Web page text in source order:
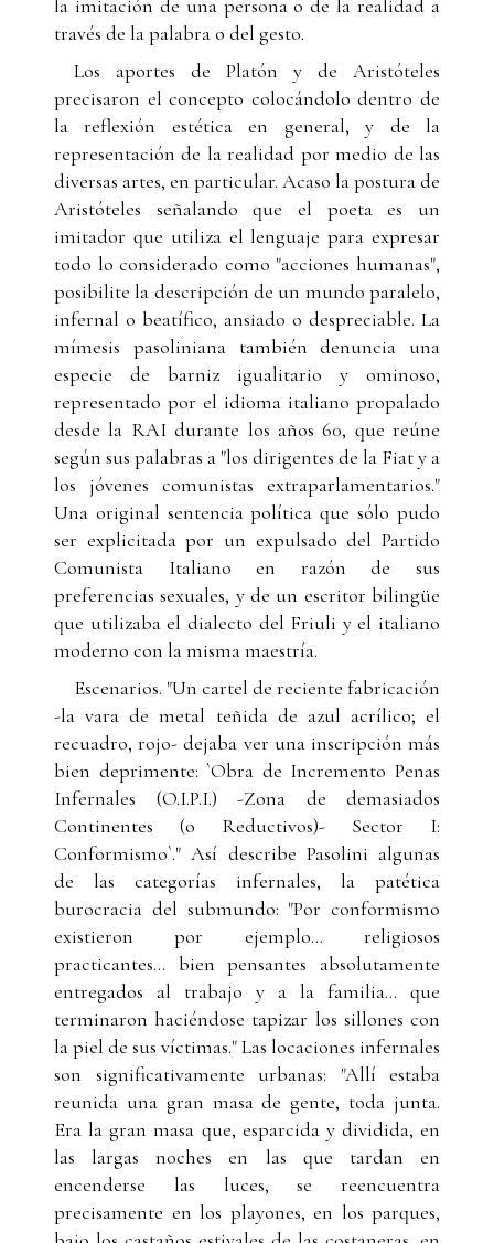
la imitación de una persona o de la realidad a
través de la palabra o del gesto.
Los aportes de Platón y de Aristóteles
precisaron el concepto colocándolo dentro de
la reflexión estética en general, y de la
representación de la realidad por medio de las
diversas artes, en particular. Acaso la postura de
Aristóteles señalando que el poeta es un
imitador que utiliza el lenguaje para expresar
todo lo considerado como "acciones humanas",
posibilite la descripción de un mundo paralelo,
infernal o beatífico, ansiado o despreciable. La
mímesis pasoliniana también denuncia una
especie de barniz igualitario y ominoso,
representado por el idioma italiano propalado
desde la RAI durante los años 60, que reúne
según sus palabras a "los dirigentes de la Fiat y a
los jóvenes comunistas extraparlamentarios."
Una original sentencia política que sólo pudo
ser explicitada por un expulsado del Partido
Comunista Italiano en razón de sus
preferencias sexuales, y de un escritor bilingüe
que utilizaba el dialecto del Friuli y el italiano
moderno con la misma maestría.
Escenarios. "Un cartel de reciente fabricación
-la vara de metal teñida de azul acrílico; el
recuadro, rojo- dejaba ver una inscripción más
bien deprimente: `Obra de Incremento Penas
Infernales (O.I.P.I.) -Zona de demasiados
Continentes (o Reductivos)- Sector I:
Conformismo`." Así describe Pasolini algunas
de las categorías infernales, la patética
burocracia del submundo: "Por conformismo
existieron por ejemplo… religiosos
practicantes… bien pensantes absolutamente
entregados al trabajo y a la familia… que
terminaron haciéndose tapizar los sillones con
la piel de sus víctimas." Las locaciones infernales
son significativamente urbanas: "Allí estaba
reunida una gran masa de gente, toda junta.
Era la gran masa que, esparcida y dividida, en
las largas noches en las que tardan en
encenderse las luces, se reencuentra
precisamente en los playones, en los parques,